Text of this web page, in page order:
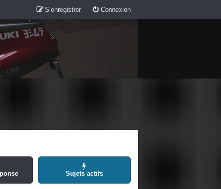
Connexion
S’enregistrer
Sujets actifs